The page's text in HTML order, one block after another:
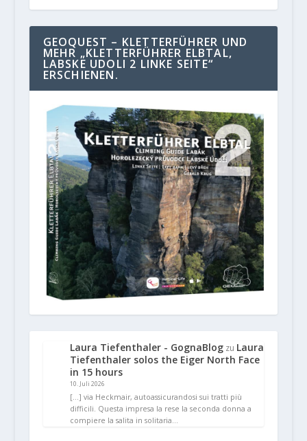
GEOQUEST – KLETTERFÜHRER UND
MEHR „KLETTERFÜHRER ELBTAL,
LABSKE UDOLI 2 LINKE SEITE“
ERSCHIENEN.
Laura Tiefenthaler - GognaBlogzu Laura
Tiefenthaler solos the Eiger North Face
in 15 hours
10. Juli 2026
[…] via Heckmair, autoassicurandosi sui tratti più
difficili. Questa impresa la rese la seconda donna a
compiere la salita in solitaria…